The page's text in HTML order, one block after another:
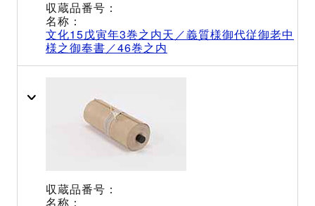
文化15戊寅年3巻之内天／義質様御代従御老中
様之御奉書／46巻之内